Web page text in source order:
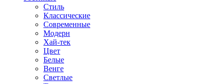
Стиль
Классические
Современные
Модерн
Хай-тек
Цвет
Белые
Венге
Светлые